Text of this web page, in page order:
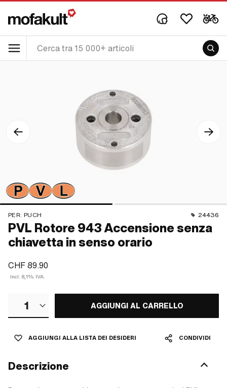
PER: PUCH 24436
PVL Rotore 943 Accensione senza
chiavetta in senso orario
CHF 89.90
Incl. 8,1% IVA.
1 AGGIUNGI AL CARRELLO
AGGIUNGI ALLA LISTA DEI DESIDERI CONDIVIDI
Descrizione